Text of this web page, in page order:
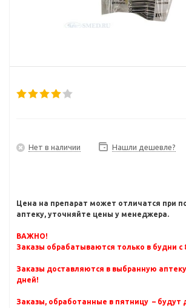
Нет в наличии Нашли дешевле?
Цена на препарат может отличатся при
аптеку, уточняйте цены у менеджера.
ВАЖНО!
Заказы обрабатываются только в будни с
Заказы доставляются в выбранную
дней!
Заказы, обработанные в пятницу – будут